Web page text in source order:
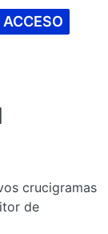
ACCESO
crucigramas
de